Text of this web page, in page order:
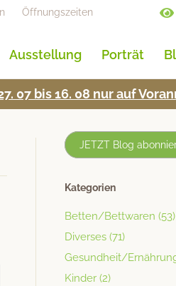
Öffnungszeiten
Ausstellung Porträt
07 bis 16. 08 nur auf
JETZT Blog
Kategorien
Betten/Bettwaren (53)
Diverses (71)
Gesundheit/
Kinder (2)